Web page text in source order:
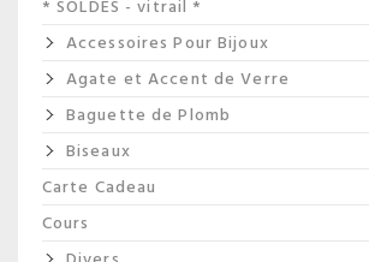
* SOLDES - vitrail *
Accessoires Pour Bijoux
Agate et Accent de Verre
Baguette de Plomb
Biseaux
Carte Cadeau
Cours